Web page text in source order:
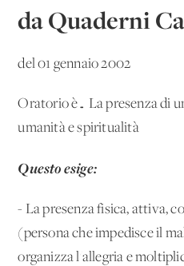
da Quaderni
del 01 gennaio 2002
Oratorio è… La presenza di
umanità e spiritualità
Questo esige:
- La presenza fisica, attiva,
(persona che impedisce il
organizza l'allegria e